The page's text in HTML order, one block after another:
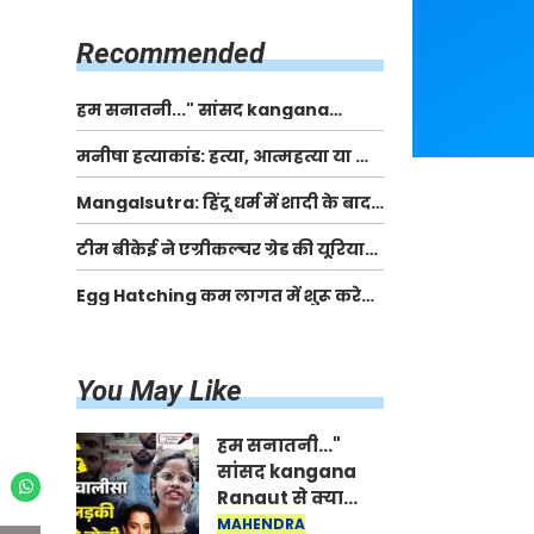
Recommended
हम सनातनी..." सांसद kangana
Ranaut से क्या बोली लड़की? Viral
Jantar-Mantar | CJP protest
मनीषा हत्याकांड: हत्या, आत्महत्या या कोई बड़ा राज?
| Full Story | Josh Haryana
Mangalsutra: हिंदू धर्म में शादी के बाद
मंगलसूत्र क्यों पहनती है महिलाएं, किसने
शुरु की ये परंपरा
टीम बीकेई ने एग्रीकल्चर ग्रेड की यूरिया
खाद गट्टों में बदलकर टेक्निकल ग्रेड में
बेचने वालों पर करवाई कार्रवाई:
Egg Hatching कम लागत में शुरू करे
You May Like
हम सनातनी..."
सांसद kangana
Ranaut से क्या
बोली लड़की? Viral
MAHENDRA